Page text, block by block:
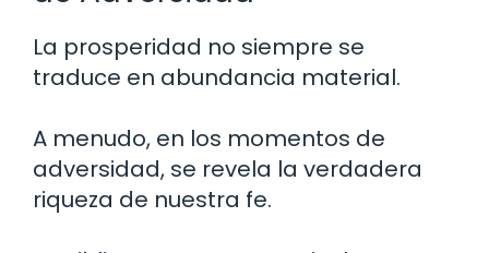
La prosperidad no siempre se
traduce en abundancia material.
A menudo, en los momentos de
adversidad, se revela la verdadera
riqueza de nuestra fe.